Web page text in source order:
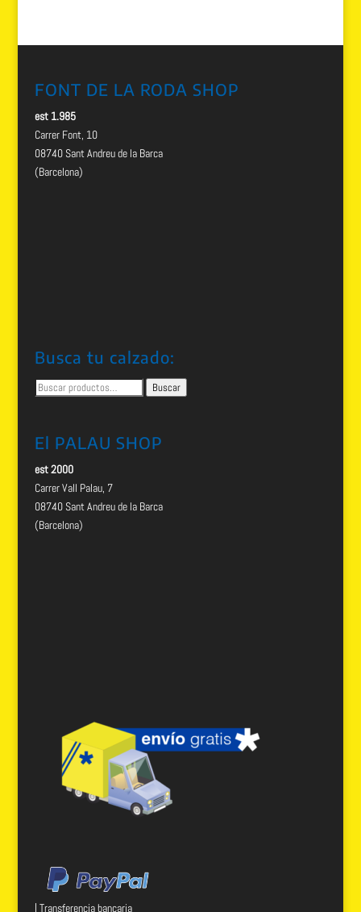
FONT DE LA RODA SHOP
est 1.985
Carrer Font, 10
08740 Sant Andreu de la Barca
(Barcelona)
Busca tu calzado:
Buscar
por:
Buscar
El PALAU SHOP
est 2000
Carrer Vall Palau, 7
08740 Sant Andreu de la Barca
(Barcelona)
| Transferencia bancaria